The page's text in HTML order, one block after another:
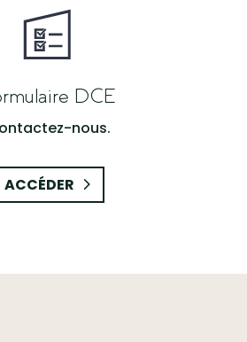
DCE
nous.
ACCÉDER